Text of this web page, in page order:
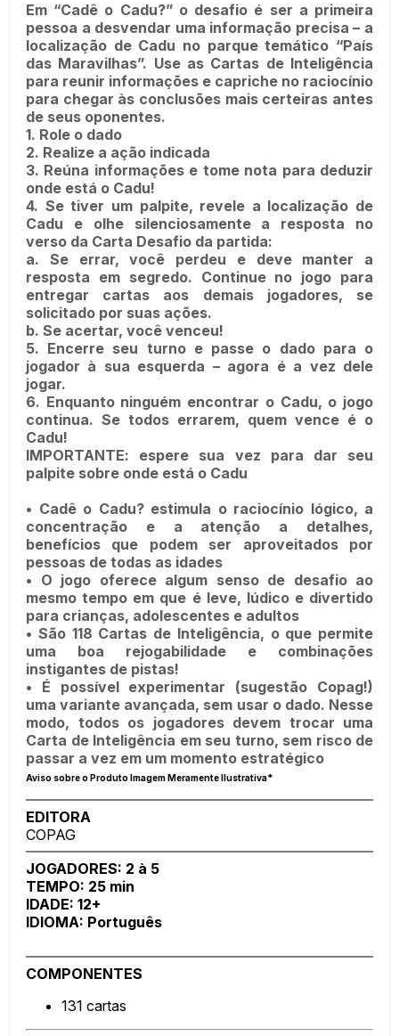
Em “Cadê o Cadu?” o desafio é ser a primeira
pessoa a desvendar uma informação precisa – a
localização de Cadu no parque temático “País
das Maravilhas”. Use as Cartas de Inteligência
para reunir informações e capriche no raciocínio
para chegar às conclusões mais certeiras antes
de seus oponentes.
1. Role o dado
2. Realize a ação indicada
3. Reúna informações e tome nota para deduzir
onde está o Cadu!
4. Se tiver um palpite, revele a localização de
Cadu e olhe silenciosamente a resposta no
verso da Carta Desafio da partida:
a. Se errar, você perdeu e deve manter a
resposta em segredo. Continue no jogo para
entregar cartas aos demais jogadores, se
solicitado por suas ações.
b. Se acertar, você venceu!
5. Encerre seu turno e passe o dado para o
jogador à sua esquerda – agora é a vez dele
jogar.
6. Enquanto ninguém encontrar o Cadu, o jogo
continua. Se todos errarem, quem vence é o
Cadu!
IMPORTANTE: espere sua vez para dar seu
palpite sobre onde está o Cadu
• Cadê o Cadu? estimula o raciocínio lógico, a
concentração e a atenção a detalhes,
benefícios que podem ser aproveitados por
pessoas de todas as idades
• O jogo oferece algum senso de desafio ao
mesmo tempo em que é leve, lúdico e divertido
para crianças, adolescentes e adultos
• São 118 Cartas de Inteligência, o que permite
uma boa rejogabilidade e combinações
instigantes de pistas!
• É possível experimentar (sugestão Copag!)
uma variante avançada, sem usar o dado. Nesse
modo, todos os jogadores devem trocar uma
Carta de Inteligência em seu turno, sem risco de
passar a vez em um momento estratégico
Aviso sobre o Produto Imagem Meramente Ilustrativa*
EDITORA
COPAG
JOGADORES: 2 à 5
TEMPO: 25 min
IDADE: 12+
IDIOMA: Português
COMPONENTES
131 cartas